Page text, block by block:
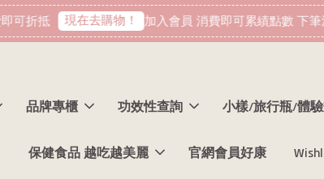
折抵 現在去購物！ 加入會員 消費即可累績點數 下筆消
品牌專櫃 功效性查詢 小樣/旅行瓶/體
保健食品 越吃越美麗 官網會員好康